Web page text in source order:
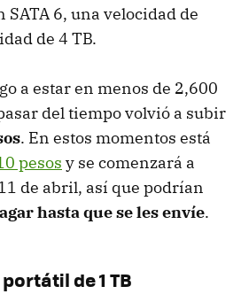
SATA 6, una velocidad de
de 4 TB.
a estar en menos de 2,600
del tiempo volvió a subir
. En estos momentos está
pesos y se comenzará a
de abril, así que podrían
hasta que se les envíe.
de 1 TB